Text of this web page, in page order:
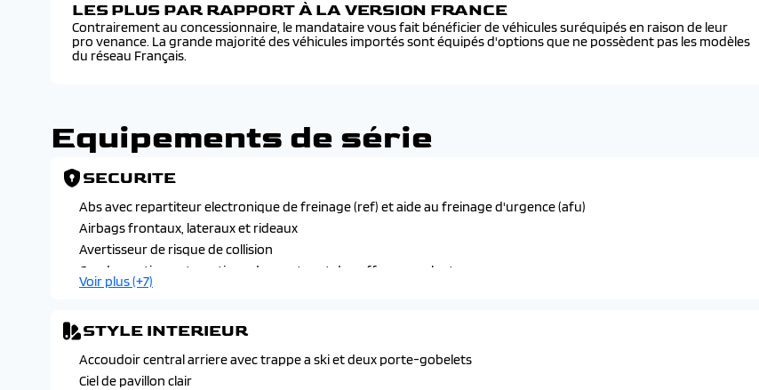
LES PLUS PAR RAPPORT À LA VERSION FRANCE
Contrairement au concessionnaire, le mandataire vous fait bénéficier de véhicules suréquipés en raison de leur
pro venance. La grande majorité des véhicules importés sont équipés d'options que ne possèdent pas les modèles
du réseau Français.
Equipements de série
SECURITE
Abs avec repartiteur electronique de freinage (ref) et aide au freinage d'urgence (afu)
Airbags frontaux, lateraux et rideaux
Avertisseur de risque de collision
Condamnation automatique des portes et du coffre en roulant
Controle dynamique de stabilite (esp) avec antipatinage des roues (asr)
Fixation isofix aux places laterales arriere
Freinage d'urgence automatique pilote par camera et radar
Freinage multi-collision
Voir plus (+7)
STYLE INTERIEUR
Accoudoir central arriere avec trappe a ski et deux porte-gobelets
Ciel de pavillon clair